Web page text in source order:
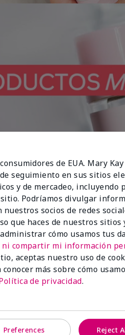
Play
de EUA. Mary
seguimiento en sus sitios
y de mercadeo, incluyendo
Podríamos divulgar
nuestros socios de redes
que haces de nuestros
cómo usamos tus
ni compartir mi información
aceptas nuestro uso de
más sobre cómo
de privacidad.
Preferences Reject